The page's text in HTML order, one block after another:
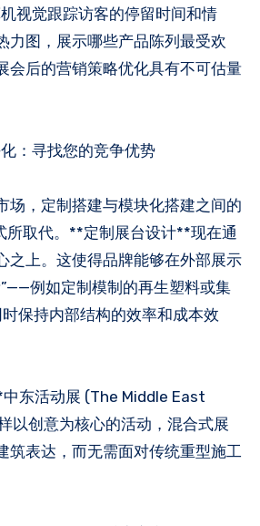
视觉跟踪访客的停留时间和情
力图，展示哪些产品陈列最受欢
会后的营销策略优化具有不可估量
：寻找您的竞争优势
场，定制搭建与模块化搭建之间的
所取代。**定制展台设计**现在通
之上。这使得品牌能够在外部展示
例如定制模制的再生塑料或集
保持内部结构的效率和成本效
东活动展 (The Middle East
以创意为核心的活动，混合式展
筑表达，而无需面对传统重型施工